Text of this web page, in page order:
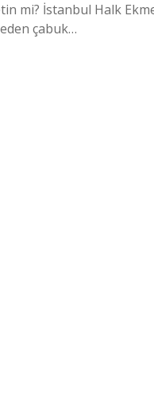
mi? İstanbul Halk
çabuk…